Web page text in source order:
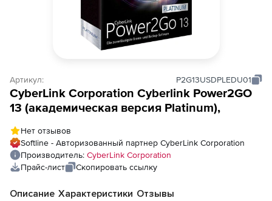
Артикул: P2G13USDPLEDU01
CyberLink Corporation Cyberlink Power2GO
13 (академическая версия Platinum),
Нет отзывов
Softline - Авторизованный партнер CyberLink Corporation
Производитель: CyberLink Corporation
Прайс-лист
Скопировать ссылку
Описание Характеристики Отзывы